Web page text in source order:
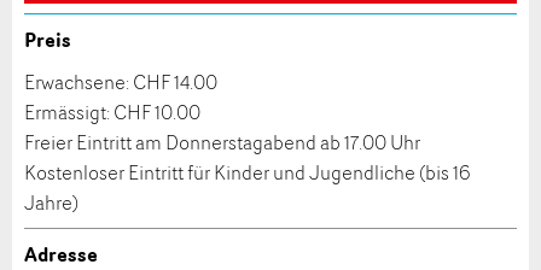
* Eingabe erforderlich
ANZEIGE WEITEREMPFEHLEN
Vorname / Nachname *:
Firma / Organisation:
Adresszusatz:
Preis
Erwachsene: CHF 14.00
Ermässigt: CHF 10.00
Freier Eintritt am Donnerstagabend ab 17.00 Uhr
Kostenloser Eintritt für Kinder und Jugendliche (bis 16
Jahre)
Adresse